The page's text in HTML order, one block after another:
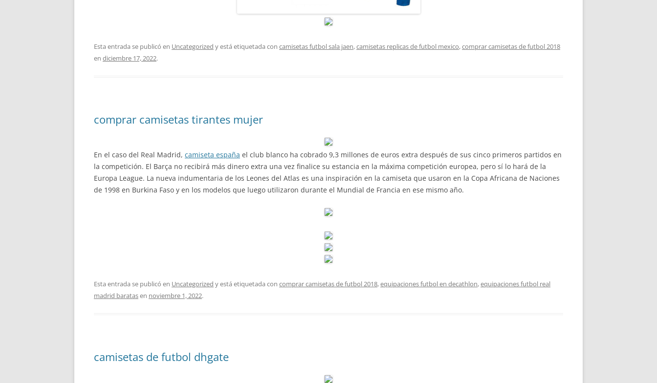
Esta entrada se publicó en Uncategorized y está etiquetada con camisetas futbol sala jaen,camisetas replicas de futbol mexico,comprar camisetas de futbol 2018
en diciembre 17, 2022.
comprar camisetas tirantes mujer
En el caso del Real Madrid, camiseta españa el club blanco ha cobrado 9,3 millones de euros extra después de sus cinco primeros partidos en
la competición. El Barça no recibirá más dinero extra una vez finalice su estancia en la máxima competición europea, pero sí lo hará de la
Europa League. La nueva indumentaria de los Leones del Atlas es una inspiración en la camiseta que usaron en la Copa Africana de Naciones
de 1998 en Burkina Faso y en los modelos que luego utilizaron durante el Mundial de Francia en ese mismo año.
Esta entrada se publicó en Uncategorized y está etiquetada con comprar camisetas de futbol 2018,equipaciones futbol en decathlon,equipaciones futbol real
madrid baratasen noviembre 1, 2022.
camisetas de futbol dhgate